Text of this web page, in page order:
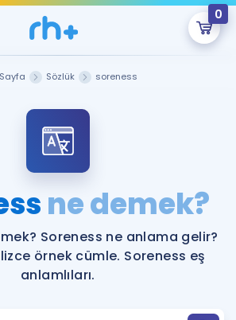
0
ÜYE DEĞİLİM
Şu An Boş.
sınava hazırlayacak onlarca eğitim seni
bekliyor!
Sözlük soreness
ne demek?
Soreness ne anlama gelir?
örnek cümle. Soreness eş
anlamlıları.